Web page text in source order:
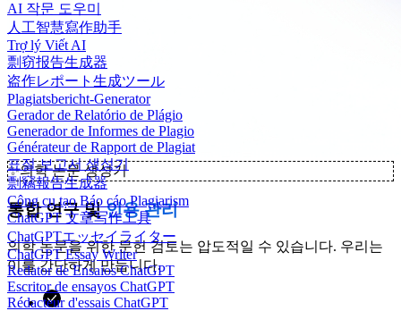
AI 작문 도우미
人工智慧寫作助手
Trợ lý Viết AI
剽窃报告生成器
盗作レポート生成ツール
Plagiatsbericht-Generator
Gerador de Relatório de Plágio
Generador de Informes de Plagio
Générateur de Rapport de Plagiat
표절 보고서 생성기
剽竊報告生成器
Công cụ tạo Báo cáo Plagiarism
ChatGPT 文章写作工具
ChatGPTエッセイライター
ChatGPT Essay Writer
Redator de Ensaios ChatGPT
Escritor de ensayos ChatGPT
Rédacteur d'essais ChatGPT
✨의학 논문 생성기
통합 연구 및인용 관리
의학 논문을 위한 문헌 검토는 압도적일 수 있습니다. 우리는
이를 간단하게 만듭니다.